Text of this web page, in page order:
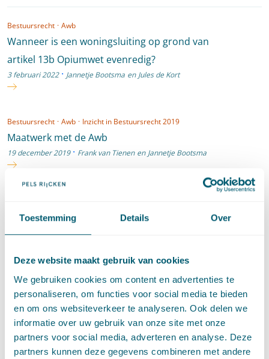
Toestemming Details Over
Deze website maakt gebruik van cookies
We gebruiken cookies om content en advertenties te
personaliseren, om functies voor social media te bieden
en om ons websiteverkeer te analyseren. Ook delen we
informatie over uw gebruik van onze site met onze
partners voor social media, adverteren en analyse. Deze
partners kunnen deze gegevens combineren met andere
Bestuursrecht · Awb
Wanneer is een woningsluiting op grond van
artikel 13b Opiumwet evenredig?
3 februari 2022 · Jannetje Bootsma en Jules de Kort
Bestuursrecht · Awb · Inzicht in Bestuursrecht 2019
Maatwerk met de Awb
19 december 2019 · Frank van Tienen en Jannetje Bootsma
Europees (bestuurs)recht
Inzicht in Bestuursrecht 2018
gemeente
13 december 2018 · Jannetje Bootsma Marleen Botman ,
Georges Dictus en Jules de Kort
Overige 3 artikelen